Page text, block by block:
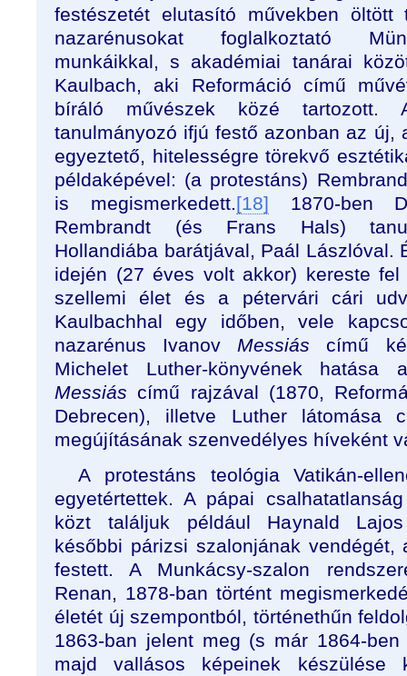
festészetét elutasító művekben
nazarénusokat foglalkoztató
munkáikkal, s akadémiai tanárai
Kaulbach, aki Reformáció című
bíráló művészek közé tartozott.
tanulmányozó ifjú festő azonban az új,
egyeztető, hitelességre törekvő
példaképével: (a protestáns)
is megismerkedett.[18] 1870-ben
Rembrandt (és Frans Hals)
Hollandiába barátjával, Paál Lászlóval.
idején (27 éves volt akkor) kereste
szellemi élet és a pétervári cári
Kaulbachhal egy időben, vele
nazarénus Ivanov Messiás című
Michelet Luther-könyvének
Messiás című rajzával (1870,
Debrecen), illetve Luther látomása
megújításának szenvedélyes híveként
A protestáns teológia Vatikán-
egyetértettek. A pápai
közt találjuk például Haynald
későbbi párizsi szalonjának vendégét,
festett. A Munkácsy-szalon
Renan, 1878-ban történt
életét új szempontból, történethűn
1863-ban jelent meg (s már 1864-
majd vallásos képeinek készülése